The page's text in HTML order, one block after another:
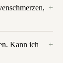
+
Kann ich
+